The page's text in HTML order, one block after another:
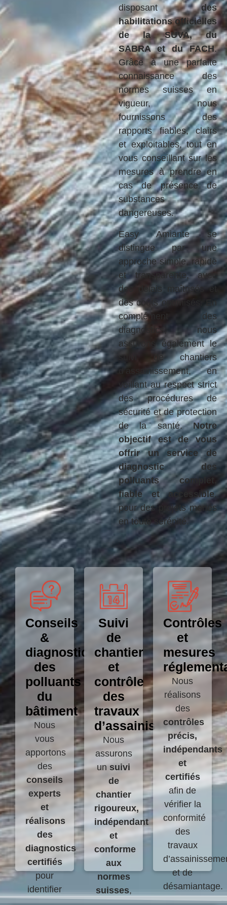
disposantdes
habilitations officielles
de la SUVA, du
SABRA et du FACH.
Grâce à une parfaite
connaissance des
normes suisses en
vigueur, nous
fournissons des
rapports fiables, clairs
et exploitables, tout en
vous conseillant sur les
mesures à prendre en
cas de présence de
substances
dangereuses.
Easy Amiante se
distingue par une
approche simple, rapide
et transparente, avec
des délais maîtrisés et
des coûts optimisés. En
complément des
diagnostics, nous
assurons également le
suivi de chantiers
d’assainissement, en
veillant au respect strict
des procédures de
sécurité et de protection
de la santé.Notre
objectif est de vous
offrir un service de
diagnostic des
polluants complet,
fiable et accessible,
pour des projets menés
en toute sérénité.
Conseils
&
diagnostics
des
polluants
du
bâtiment
Nous
vous
apportons
des
conseils
experts
et
réalisons
des
diagnostics
certifiés
pour
identifier
Suivi
de
chantier
et
contrôle
des
travaux
d’assainissement
Nous
assurons
unsuivi
de
chantier
rigoureux,
indépendant
et
conforme
aux
normes
suisses,
Contrôles
et
mesures
Nous
réalisons
des
contrôles
précis,
indépendants
et
certifiés
afin de
vérifier la
conformité
des
travaux
et de
désamiantage.
Ces